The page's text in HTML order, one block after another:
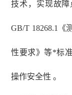
技术，实现故
GB/T 18268.1《
性要求》等*标
操作安全性 。